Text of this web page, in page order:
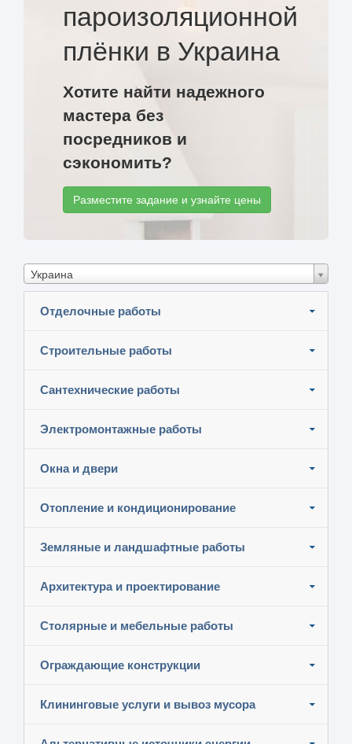
пароизоляционной
плёнки в Украина
Хотите найти надежного
мастера без
посредников и
сэкономить?
Разместите задание и узнайте цены
Украина
Отделочные работы
Строительные работы
Сантехнические работы
Электромонтажные работы
Окна и двери
Отопление и кондиционирование
Земляные и ландшафтные работы
Архитектура и проектирование
Столярные и мебельные работы
Ограждающие конструкции
Клининговые услуги и вывоз мусора